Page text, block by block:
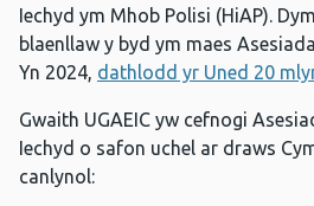
Iechyd ym Mhob Polisi (HiAP).
blaenllaw y byd ym maes
Yn 2024, dathlodd yr Uned 20
Gwaith UGAEIC yw cefnogi
Iechyd o safon uchel ar draws
canlynol: